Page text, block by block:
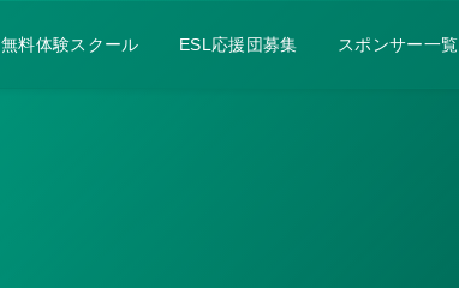
無料体験スクール ESL応援団募集 スポンサー一覧